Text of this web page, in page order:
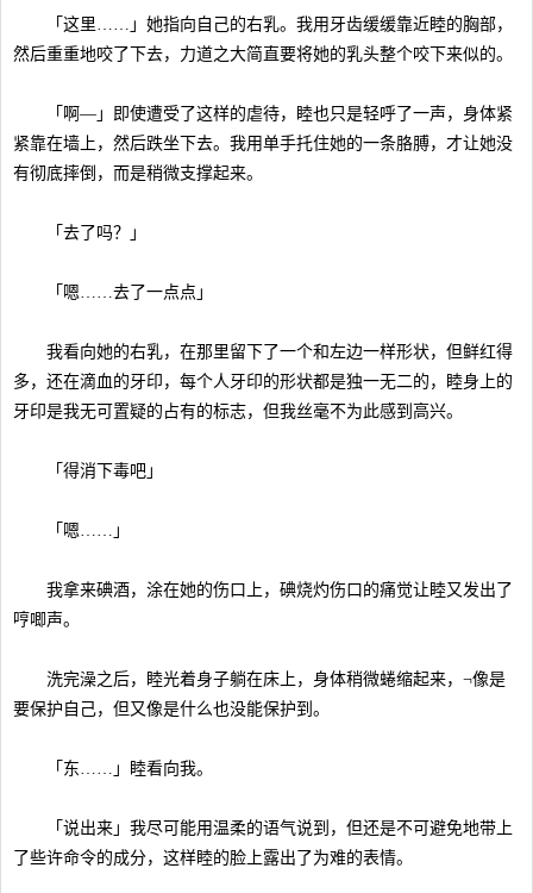
「这里……」她指向自己的右乳。我用牙齿缓缓靠近睦的胸部，
然后重重地咬了下去，力道之大简直要将她的乳头整个咬下来似的。
「啊—」即使遭受了这样的虐待，睦也只是轻呼了一声，身体紧
紧靠在墙上，然后跌坐下去。我用单手托住她的一条胳膊，才让她没
有彻底摔倒，而是稍微支撑起来。
「去了吗？」
「嗯……去了一点点」
我看向她的右乳，在那里留下了一个和左边一样形状，但鲜红得
多，还在滴血的牙印，每个人牙印的形状都是独一无二的，睦身上的
牙印是我无可置疑的占有的标志，但我丝毫不为此感到高兴。
「得消下毒吧」
「嗯……」
我拿来碘酒，涂在她的伤口上，碘烧灼伤口的痛觉让睦又发出了
哼唧声。
洗完澡之后，睦光着身子躺在床上，身体稍微蜷缩起来，¬像是
要保护自己，但又像是什么也没能保护到。
「东……」睦看向我。
「说出来」我尽可能用温柔的语气说到，但还是不可避免地带上
了些许命令的成分，这样睦的脸上露出了为难的表情。